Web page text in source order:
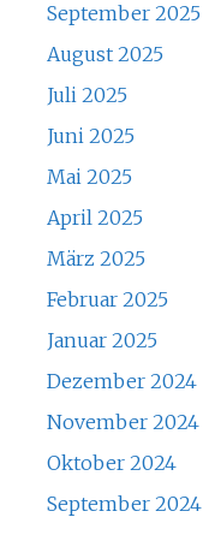
September 2025
August 2025
Juli 2025
Juni 2025
Mai 2025
April 2025
März 2025
Februar 2025
Januar 2025
Dezember 2024
November 2024
Oktober 2024
September 2024